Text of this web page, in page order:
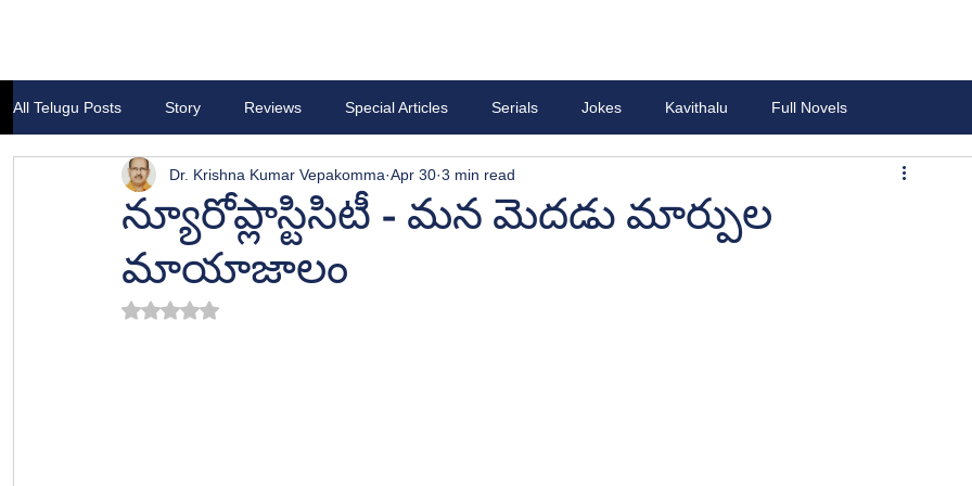
All Telugu Posts Story Reviews Special Articles Serials Jokes Kavithalu Full Novels
న్యూరోప్లాస్టిసిటీ - మన మెదడు మార్పుల
మాయాజాలం
Dr. Krishna Kumar Vepakomma Apr 30 3 min read
Rated NaN out of 5 stars.